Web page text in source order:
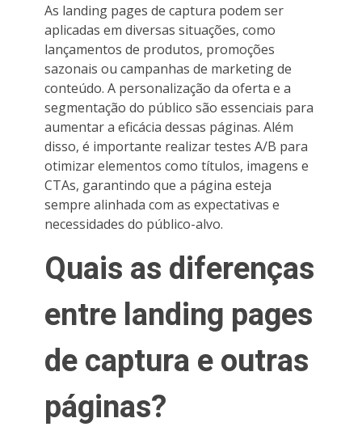
As landing pages de captura podem ser
aplicadas em diversas situações, como
lançamentos de produtos, promoções
sazonais ou campanhas de marketing de
conteúdo. A personalização da oferta e a
segmentação do público são essenciais para
aumentar a eficácia dessas páginas. Além
disso, é importante realizar testes A/B para
otimizar elementos como títulos, imagens e
CTAs, garantindo que a página esteja
sempre alinhada com as expectativas e
necessidades do público-alvo.
Quais as diferenças
entre landing pages
de captura e outras
páginas?